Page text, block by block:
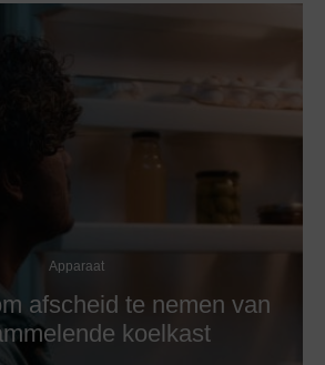
Apparaat
afscheid te nemen van
koelkast